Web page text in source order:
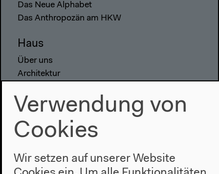
Das Neue Alphabet
Das Anthropozän am HKW
Haus
Über uns
Architektur
Besuch
Anfahrt
Webshop
Verwendung von
Cookies
Wir setzen auf unserer Website